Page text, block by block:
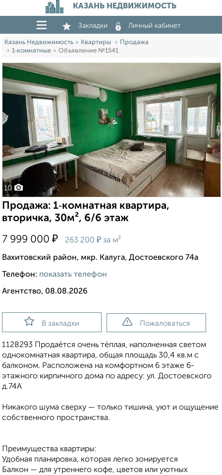
КАЗАНЬ НЕДВИЖИМОСТЬ
Закладки Личный кабинет
Казань Недвижимость Квартиры
Продажа
1‑комнатные
Объявление №1541
10
Продажа: 1‑комнатная квартира,
вторичка, 30м², 6/6 этаж
7 999 000 ₽ 263 200 ₽ за м²
Вахитовский район, мкр. Калуга, Достоевского 74а
Телефон: показать телефон
Агентство, 08.08.2026
В закладки Пожаловаться
1128293 Продаётся очень тёплая, наполненная светом
однокомнатная квартира, общая площадь 30,4 кв.м с
балконом. Расположена на комфортном 6 этаже 6-
этажного кирпичного дома по адресу: ул. Достоевского
д.74А
Никакого шума сверху — только тишина, уют и ощущение
собственного пространства.
Преимущества квартиры:
Удобная планировка, которая легко зонируется
Балкон — для утреннего кофе, цветов или уютных